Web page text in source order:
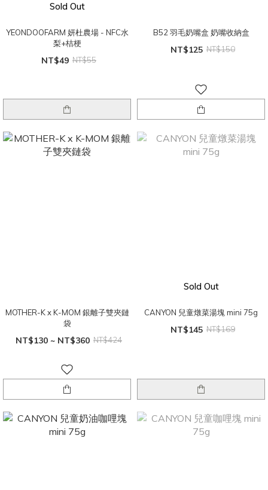
Sold Out
YEONDOOFARM 妍杜農場 - NFC水
梨+桔梗
NT$49 NT$55
B52 羽毛奶嘴盒 奶嘴收納盒
NT$125 NT$150
MOTHER-K x K-MOM 銀離子雙夾鏈
袋
NT$130 ~ NT$360 NT$424
Sold Out
CANYON 兒童燉菜湯塊 mini 75g
NT$145 NT$169